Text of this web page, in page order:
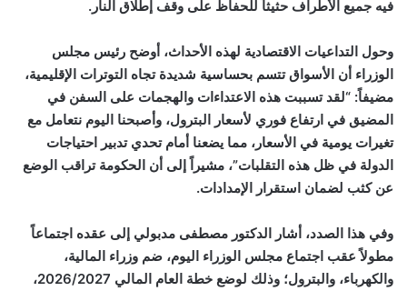
فيه جميع الأطراف حثيثاً للحفاظ على وقف إطلاق النار.
وحول التداعيات الاقتصادية لهذه الأحداث، أوضح رئيس مجلس
الوزراء أن الأسواق تتسم بحساسية شديدة تجاه التوترات الإقليمية،
مضيفاً: “لقد تسببت هذه الاعتداءات والهجمات على السفن في
المضيق في ارتفاع فوري لأسعار البترول، وأصبحنا اليوم نتعامل مع
تغيرات يومية في الأسعار، مما يضعنا أمام تحدي تدبير احتياجات
الدولة في ظل هذه التقلبات”، مشيراً إلى أن الحكومة تراقب الوضع
عن كثب لضمان استقرار الإمدادات.
وفي هذا الصدد، أشار الدكتور مصطفى مدبولي إلى عقده اجتماعاً
مطولاً عقب اجتماع مجلس الوزراء اليوم، ضم وزراء المالية،
والكهرباء، والبترول؛ وذلك لوضع خطة العام المالي 2026/2027،